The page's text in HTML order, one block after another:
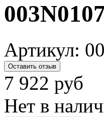
Артикул:
Оставить отзыв
7 922 руб
Нет в